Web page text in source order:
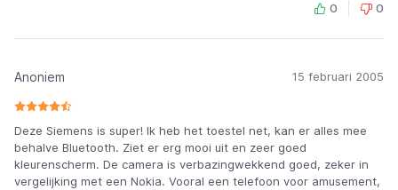
0 0
Anoniem 15 februari 2005
Deze Siemens is super! Ik heb het toestel net, kan er alles mee
behalve Bluetooth. Ziet er erg mooi uit en zeer goed
kleurenscherm. De camera is verbazingwekkend goed, zeker in
vergelijking met een Nokia. Vooral een telefoon voor amusement,